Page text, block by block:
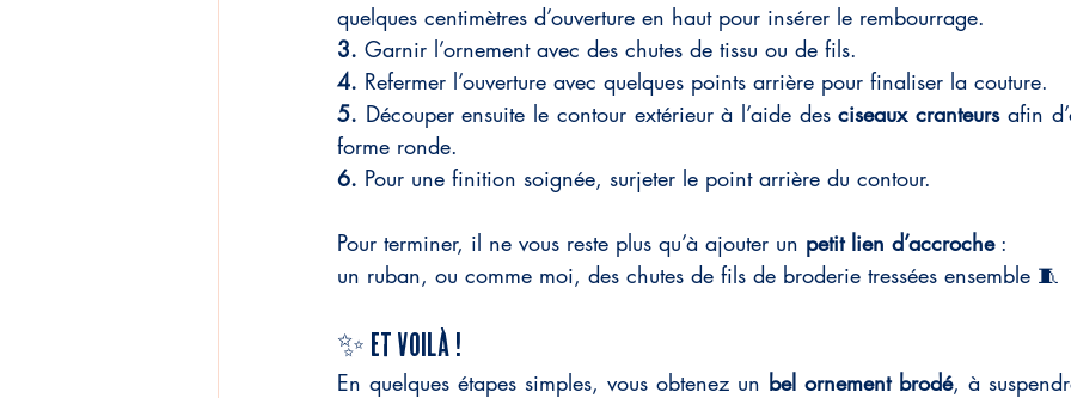
quelques centimètres d’ouverture en haut pour insérer le rembourrage.
3. Garnir l’ornement avec des chutes de tissu ou de fils.
4. Refermer l’ouverture avec quelques points arrière pour finaliser la couture.
5. Découper ensuite le contour extérieur à l’aide des ciseaux cranteurs afin
forme ronde.
6. Pour une finition soignée, surjeter le point arrière du contour.
Pour terminer, il ne vous reste plus qu’à ajouter un petit lien d’accroche :
un ruban, ou comme moi, des chutes de fils de broderie tressées ensemble 🧵
✨ Et voilà !
En quelques étapes simples, vous obtenez un bel ornement brodé, à